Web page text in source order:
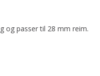
og passer til 28 mm reim.